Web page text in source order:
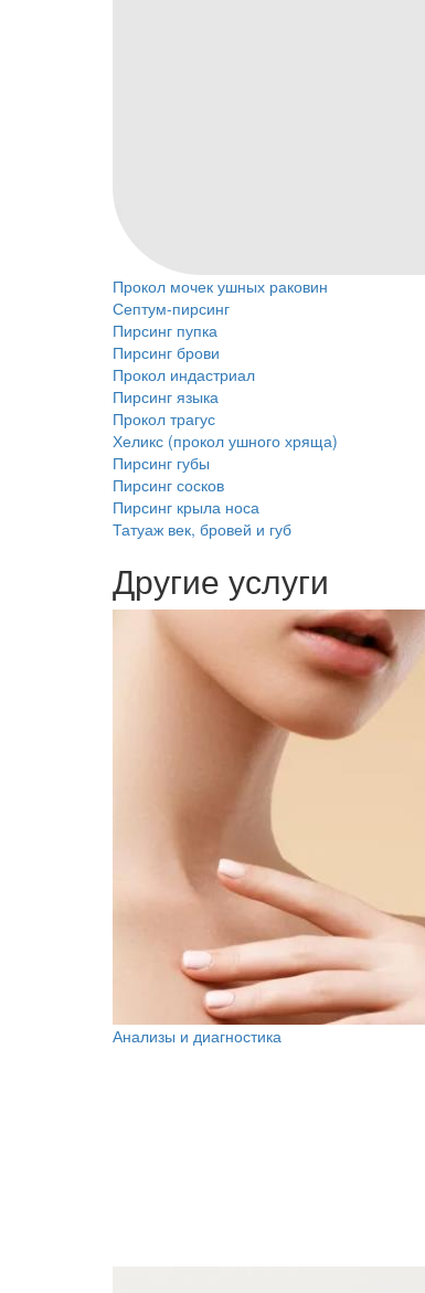
Прокол мочек ушных раковин
Септум-пирсинг
Пирсинг пупка
Пирсинг брови
Прокол индастриал
Пирсинг языка
Прокол трагус
Хеликс (прокол ушного хряща)
Пирсинг губы
Пирсинг сосков
Пирсинг крыла носа
Татуаж век, бровей и губ
Другие услуги
Анализы и диагностика